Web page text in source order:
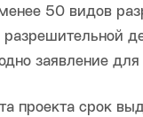
50 видов
заявление
проекта срок